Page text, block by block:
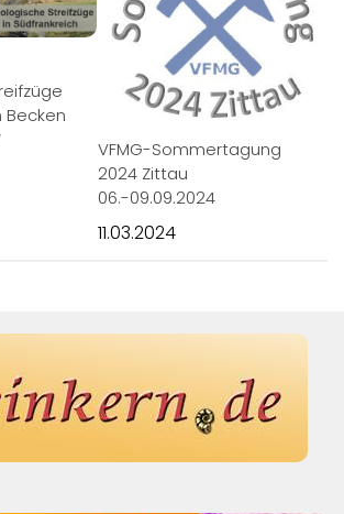
VFMG-Sommertagung
2024 Zittau
06.-09.09.2024
11.03.2024